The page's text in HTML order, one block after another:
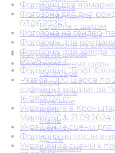
Выставка
Эко фотозона
Корзина с шаром
Патриотические
Фотозоны из шаров
Фигуры из шаров
Фольгированные шары
Капибара
Игры
Женщине
Мужчине
Папе
Маме
Детские
Дочке
Единороги
Фотозона для ярмарке
Фотозона для дня
03.06.2024 г.
Фотозона на гендер-
Фотозоны для
Фотозоны для завода
05.08.2024 г.
Фотозона в "Лофт
Развоз 1000 шаров по
кофейных магазинов
16.08.2024 г.г.
Украшение в
Милютин"⚓ 21.09.2024
Украшение сцены для
Фотозона на
Украшение сцены к